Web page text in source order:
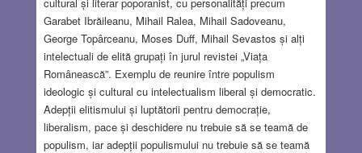
Garabet Ibrăileanu, Mihail Ralea, Mihail Sadoveanu,
George Topârceanu, Moses Duff, Mihail Sevastos și alți
intelectuali de elită grupați în jurul revistei „Viața
Românească”. Exemplu de reunire între populism
ideologic și cultural cu intelectualism liberal și democratic.
Adepții elitismului și luptătorii pentru democrație,
liberalism, pace și deschidere nu trebuie să se teamă de
populism, iar adepții populismului nu trebuie să se teamă